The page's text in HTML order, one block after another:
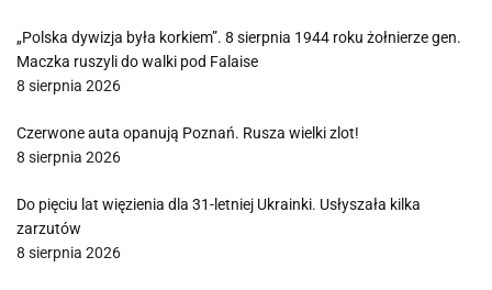
„Polska dywizja była korkiem”. 8 sierpnia 1944 roku żołnierze gen.
Maczka ruszyli do walki pod Falaise
8 sierpnia 2026
Czerwone auta opanują Poznań. Rusza wielki zlot!
8 sierpnia 2026
Do pięciu lat więzienia dla 31-letniej Ukrainki. Usłyszała kilka
zarzutów
8 sierpnia 2026